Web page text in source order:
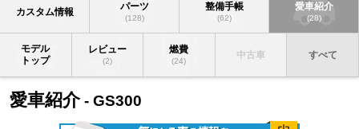
カスタム情報 パーツ
(128)
整備手帳
(62)
愛車紹介
(28)
モデル
トップ
レビュー
(2)
燃費
(24)
中古車 すべて
愛車紹介- GS300